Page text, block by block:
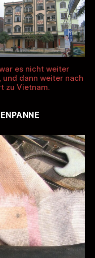
es nicht weiter
dann weiter nach
zu Vietnam.